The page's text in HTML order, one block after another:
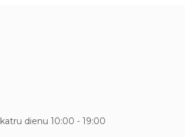
katru dienu 10:00 - 19:00